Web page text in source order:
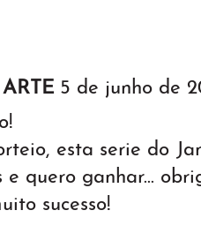
5 de junho de
esta serie do
e quero ganhar...
sucesso!